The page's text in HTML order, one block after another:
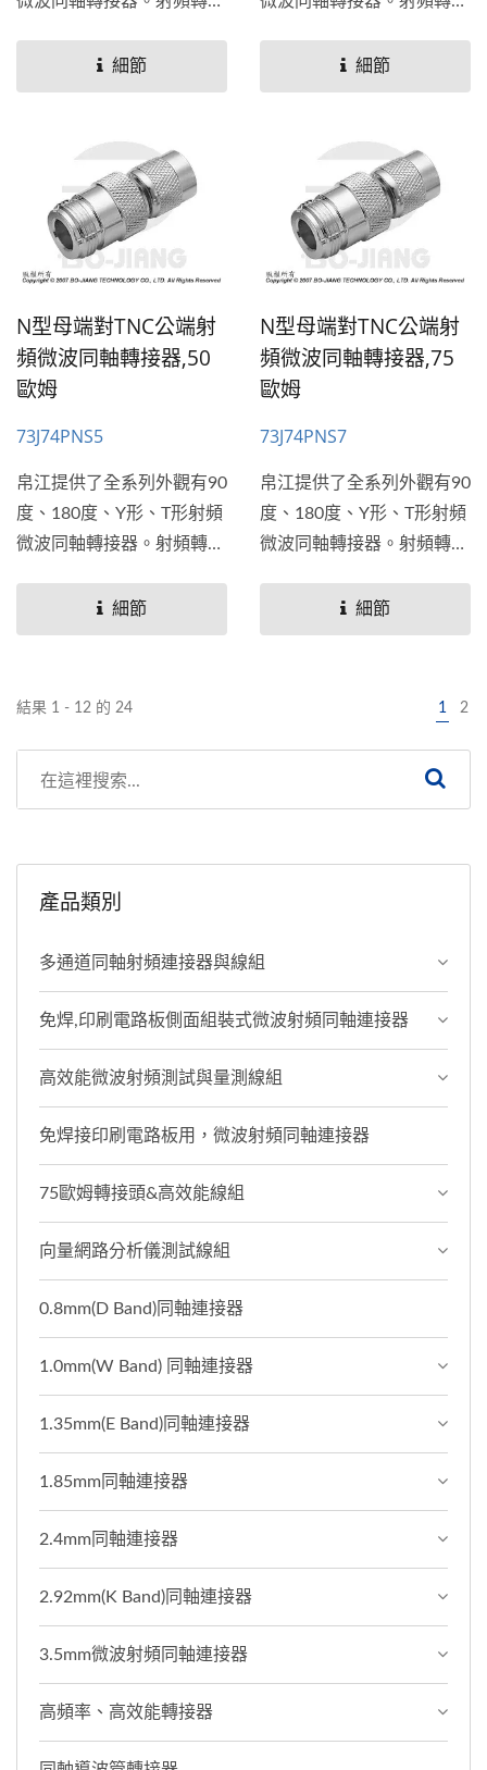
同或是相同射頻連接器端口
連接的應用。帛江也提供穿
解決方案。
細節
同或是相同射頻連接器端口
連接的應用。帛江也提供穿
解決方案。
細節
N型母端對TNC公端射
頻微波同軸轉接器,50
歐姆
73J74PNS5
帛江提供了全系列外觀有90
度、180度、Y形、T形射頻
微波同軸轉接器。射頻轉接
同或是相同射頻連接器端口
連接的應用。帛江也提供穿
解決方案。
細節
N型母端對TNC公端射
頻微波同軸轉接器,75
歐姆
73J74PNS7
帛江提供了全系列外觀有90
度、180度、Y形、T形射頻
微波同軸轉接器。射頻轉接
同或是相同射頻連接器端口
連接的應用。帛江也提供穿
細節
結果 1 - 12 的 24 1 2
產品類別
多通道同軸射頻連接器與線組
免焊,印刷電路板側面組裝式微波射頻同軸連接器
高效能微波射頻測試與量測線組
免焊接印刷電路板用，微波射頻同軸連接器
75歐姆轉接頭&高效能線組
向量網路分析儀測試線組
0.8mm(D Band)同軸連接器
1.0mm(W Band) 同軸連接器
1.35mm(E Band)同軸連接器
1.85mm同軸連接器
2.4mm同軸連接器
2.92mm(K Band)同軸連接器
3.5mm微波射頻同軸連接器
高頻率、高效能轉接器